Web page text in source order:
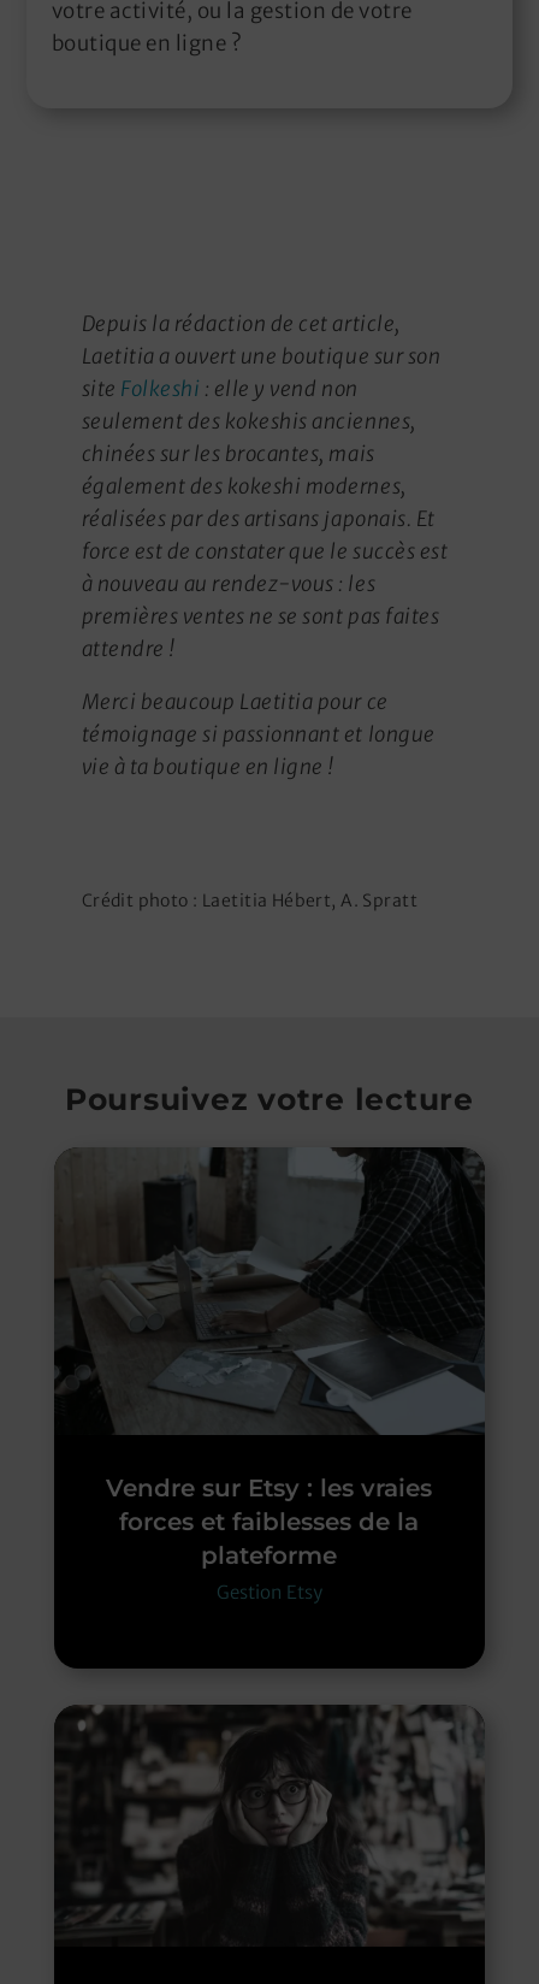
votre activité, ou la gestion de votre
boutique en ligne ?
Depuis la rédaction de cet article,
Laetitia a ouvert une boutique sur son
site Folkeshi : elle y vend non
seulement des kokeshis anciennes,
chinées sur les brocantes, mais
également des kokeshi modernes,
réalisées par des artisans japonais. Et
force est de constater que le succès est
à nouveau au rendez-vous : les
premières ventes ne se sont pas faites
attendre !
Merci beaucoup Laetitia pour ce
témoignage si passionnant et longue
vie à ta boutique en ligne !
Crédit photo : Laetitia Hébert, A. Spratt
Poursuivez votre lecture
Vendre sur Etsy : les vraies
forces et faiblesses de la
plateforme
Gestion Etsy